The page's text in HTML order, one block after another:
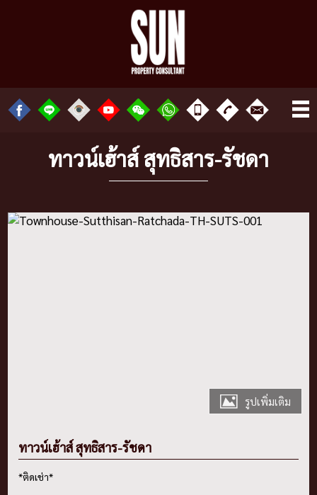
ทาวน์เฮ้าส์ สุทธิสาร-รัชดา
รูปเพิ่มเติม
ทาวน์เฮ้าส์ สุทธิสาร-รัชดา
*ติดเช่า*